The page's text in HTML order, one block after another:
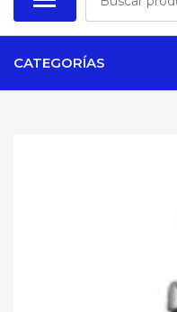
CATEGORÍAS